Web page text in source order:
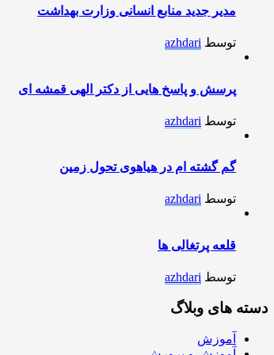
مدیر جدید منابع انسانی وزارت بهداشت
توسط azhdari
پرسش و پاسخ هایی از دکتر الهی قمشه ای
توسط azhdari
گم گشته ام در هیاهوی تحول زمین
توسط azhdari
قلعه پرتغالی ها
توسط azhdari
دسته های وبلاگ
آموزش